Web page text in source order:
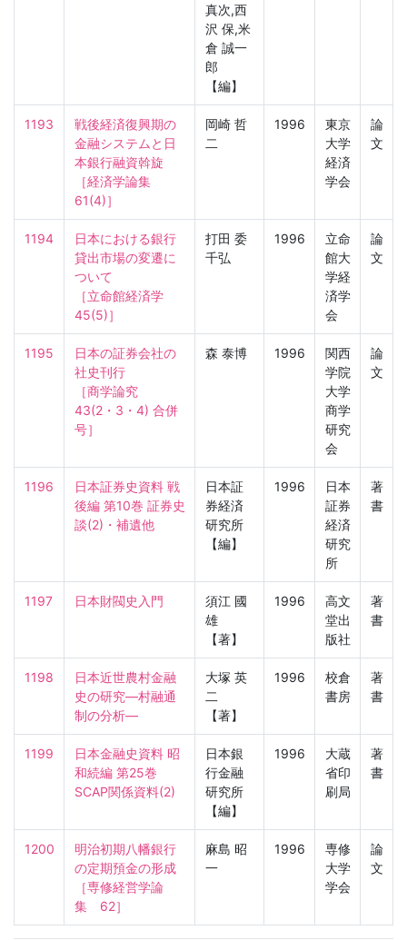
真次,西
沢 保,米
倉 誠一
郎
【編】
1193
戦後経済復興期の
金融システムと日
本銀行融資斡旋
［経済学論集
61(4)］
岡崎 哲
二
1996
東京
大学
経済
学会
論
文
1194
日本における銀行
貸出市場の変遷に
ついて
［立命館経済学
45(5)］
打田 委
千弘
1996
立命
館大
学経
済学
会
論
文
1195
日本の証券会社の
社史刊行
［商学論究
43(2・3・4) 合併
号］
森 泰博 1996
関西
学院
大学
商学
研究
会
論
文
1196
日本証券史資料 戦
後編 第10巻 証券史
談(2)・補遺他
日本証
券経済
研究所
【編】
1996
日本
証券
経済
研究
所
著
書
1197 日本財閥史入門
須江 國
雄
【著】
1996
高文
堂出
版社
著
書
1198
日本近世農村金融
史の研究—村融通
制の分析—
大塚 英
二
【著】
1996
校倉
書房
著
書
1199
日本金融史資料 昭
和続編 第25巻
SCAP関係資料(2)
日本銀
行金融
研究所
【編】
1996
大蔵
省印
刷局
著
書
1200
明治初期八幡銀行
の定期預金の形成
［専修経営学論
集　62］
麻島 昭
一
1996
専修
大学
学会
論
文